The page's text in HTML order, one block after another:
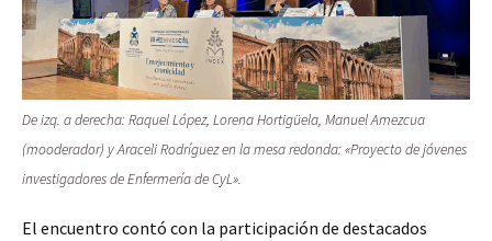
De izq. a derecha: Raquel López, Lorena Hortigüela, Manuel Amezcua
(mooderador) y Araceli Rodríguez en la mesa redonda: «Proyecto de jóvenes
investigadores de Enfermería de CyL».
El encuentro contó con la participación de destacados